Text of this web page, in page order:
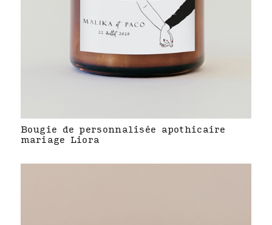
Bougie de personnalisée apothicaire
mariage Liora